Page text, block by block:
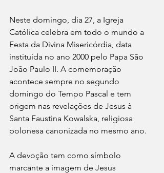
Neste domingo, dia 27, a Igreja
Católica celebra em todo o mundo a
Festa da Divina Misericórdia, data
instituída no ano 2000 pelo Papa São
João Paulo II. A comemoração
acontece sempre no segundo
domingo do Tempo Pascal e tem
origem nas revelações de Jesus à
Santa Faustina Kowalska, religiosa
polonesa canonizada no mesmo ano.
A devoção tem como símbolo
marcante a imagem de Jesus